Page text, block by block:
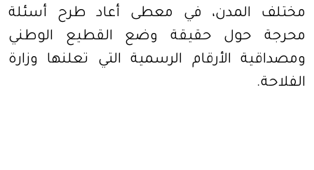
مختلف المدن، في معطى أعاد طرح أسئلة
محرجة حول حقيقة وضع القطيع الوطني
ومصداقية الأرقام الرسمية التي تعلنها وزارة
الفلاحة.